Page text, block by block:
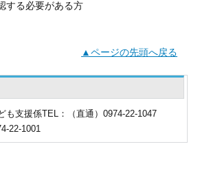
する必要がある方
▲ページの先頭へ戻る
も支援係TEL：（直通）0974-22-1047
22-1001